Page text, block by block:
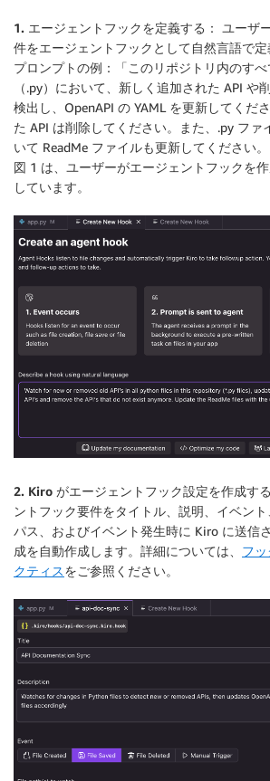
1. エージェントフックを定義する：
ユーザ
件をエージェントフックとして自然言語で定
プロンプトの例：「このリポジトリ内のす
（.py）において、新しく追加された API や
検出し、OpenAPI の YAML を更新してくだ
た API は削除してください。また、.py ファ
いて ReadMe ファイルも更新してください。
図 1 は、ユーザーがエージェントフックを
しています。
2. Kiro がエージェントフック設定を作成する
ントフック要件をタイトル、説明、イベン
パス、およびイベント発生時に Kiro に送信
成を自動作成します。詳細については、 フ
クティスをご参照ください。